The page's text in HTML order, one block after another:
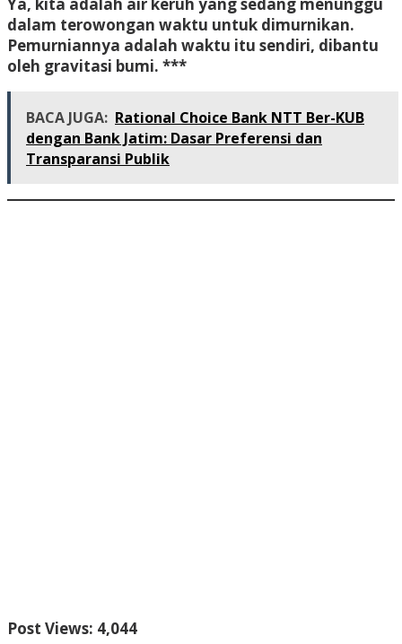
dalam terowongan waktu untuk dimurnikan.
Pemurniannya adalah waktu itu sendiri, dibantu
oleh gravitasi bumi. ***
BACA JUGA: Rational Choice Bank NTT Ber-KUB
dengan Bank Jatim: Dasar Preferensi dan
Transparansi Publik
Post Views: 4,044